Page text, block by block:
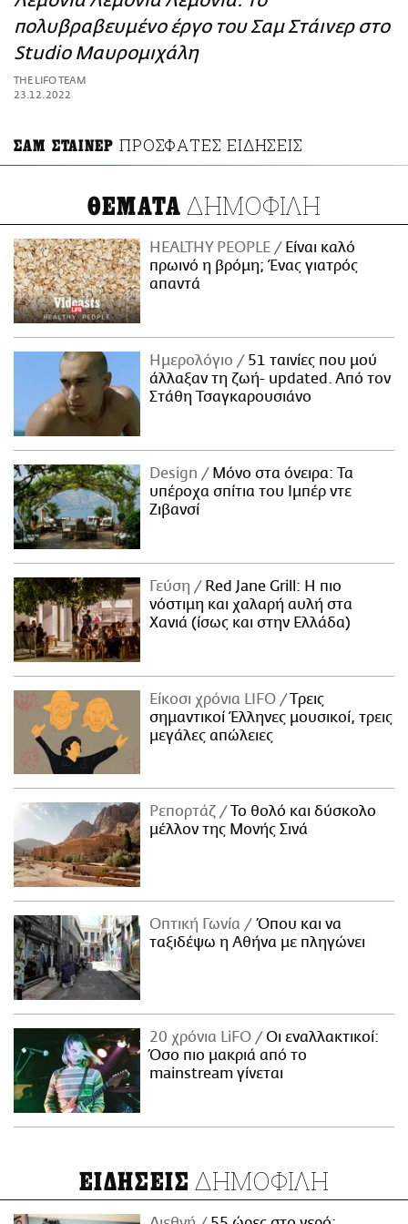
ΑΜΠΑ
PRINT
πολυβραβευμένο έργο του Σαμ Στάινερ στο
Studio Μαυρομιχάλη
THE LIFO TEAM
23.12.2022
ΣΑΜ ΣΤΑΙΝΕΡ ΠΡΟΣΦΑΤΕΣ ΕΙΔΗΣΕΙΣ
ΘΕΜΑΤΑ ΔΗΜΟΦΙΛΗ
HEALTHY PEOPLE
Είναι καλό
πρωινό η βρόμη; Ένας γιατρός
απαντά
Ημερολόγιο
51 ταινίες που μού
άλλαξαν τη ζωή- updated. Aπό τον
Στάθη Τσαγκαρουσιάνο
Design
Μόνο στα όνειρα: Τα
υπέροχα σπίτια του Ιμπέρ ντε
Ζιβανσί
Γεύση
Red Jane Grill: Η πιο
νόστιμη και χαλαρή αυλή στα
Χανιά (ίσως και στην Ελλάδα)
Είκοσι χρόνια LIFO
Tρεις
σημαντικοί Έλληνες μουσικοί, τρεις
μεγάλες απώλειες
Ρεπορτάζ
Το θολό και δύσκολο
μέλλον της Μονής Σινά
Οπτική Γωνία
Όπου και να
ταξιδέψω η Αθήνα με πληγώνει
20 χρόνια LiFO
Οι εναλλακτικοί:
Όσο πιο μακριά από το
mainstream γίνεται
ΕΙΔΗΣΕΙΣ ΔΗΜΟΦΙΛΗ